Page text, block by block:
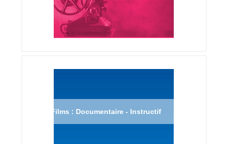
Films : Documentaire - Instructif